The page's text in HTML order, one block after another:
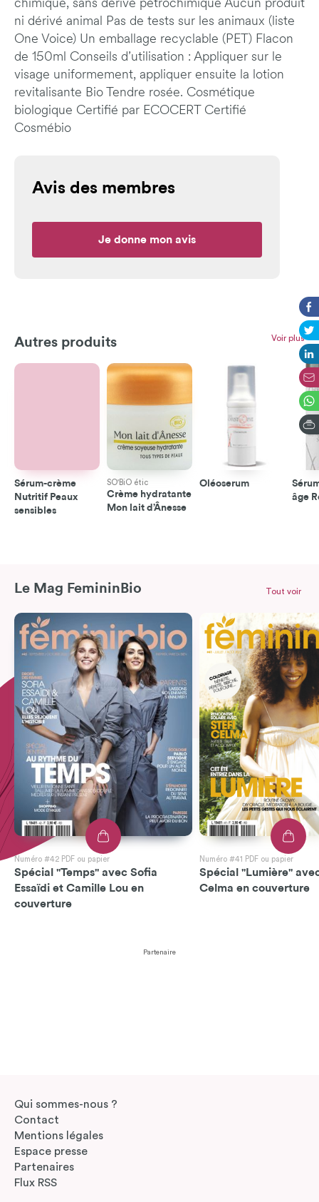
chimique, sans dérivé pétrochimique Aucun produit
ni dérivé animal Pas de tests sur les animaux (liste
One Voice) Un emballage recyclable (PET) Flacon
de 150ml Conseils d’utilisation : Appliquer sur le
visage uniformement, appliquer ensuite la lotion
revitalisante Bio Tendre rosée. Cosmétique
biologique Certifié par ECOCERT Certifié
Cosmébio
Avis des membres
Je donne mon avis
Autres produits Voir plus
Sérum-crème
Nutritif Peaux
sensibles
SO'BiO étic
Crème hydratante
Mon lait d’Ânesse
Oléoserum
âge
Le Mag FemininBio
Numéro #42 PDF ou papier
Spécial "Temps" avec Sofia
Essaïdi et Camille Lou en
couverture
Numéro #41 PDF ou papier
Spécial "Lumière"
Celma en couverture
Tout voir
Partenaire
Qui sommes-nous ?
Contact
Mentions légales
Espace presse
Partenaires
Flux RSS